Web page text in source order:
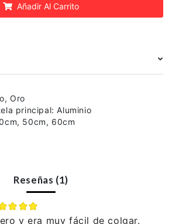
Añadir Al Carrito
Oro
principal: Aluminio
50cm, 60cm
Reseñas (1)
y era muy fácil de colgar.